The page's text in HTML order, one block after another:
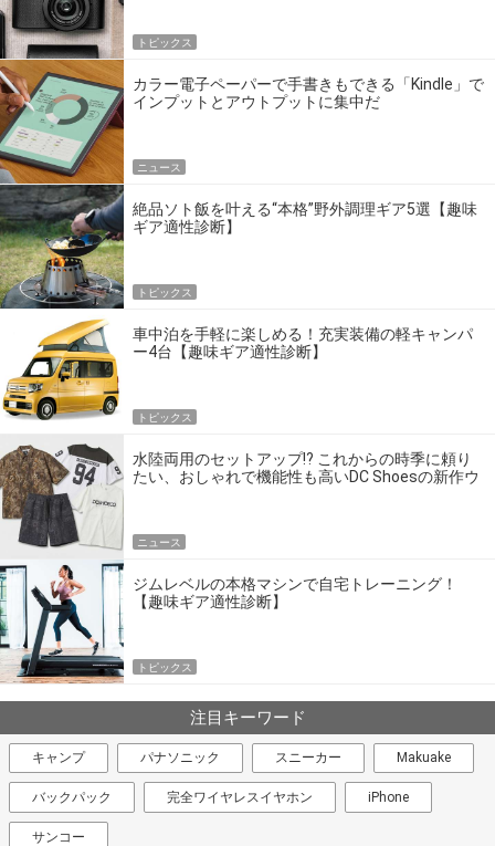
トピックス
カラー電子ペーパーで手書きもできる「Kindle」で
インプットとアウトプットに集中だ
ニュース
絶品ソト飯を叶える“本格”野外調理ギア5選【趣味
ギア適性診断】
トピックス
車中泊を手軽に楽しめる！充実装備の軽キャンパ
ー4台【趣味ギア適性診断】
トピックス
水陸両用のセットアップ!? これからの時季に頼り
たい、おしゃれで機能性も高いDC Shoesの新作ウ
ニュース
ジムレベルの本格マシンで自宅トレーニング！
【趣味ギア適性診断】
トピックス
注目キーワード
キャンプ パナソニック スニーカー Makuake
バックパック 完全ワイヤレスイヤホン iPhone
サンコー